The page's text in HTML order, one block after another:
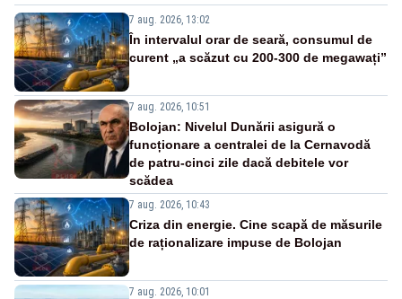
7 aug. 2026, 13:02
În intervalul orar de seară, consumul de
curent „a scăzut cu 200-300 de megawați”
7 aug. 2026, 10:51
Bolojan: Nivelul Dunării asigură o
funcționare a centralei de la Cernavodă
de patru-cinci zile dacă debitele vor
scădea
7 aug. 2026, 10:43
Criza din energie. Cine scapă de măsurile
de raționalizare impuse de Bolojan
7 aug. 2026, 10:01